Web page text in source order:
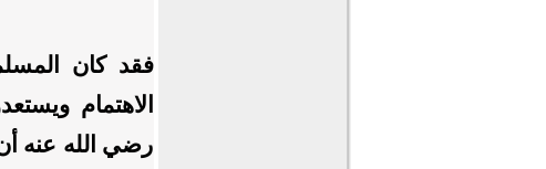
فقد كان
الاهتمام
رضي الله عنه